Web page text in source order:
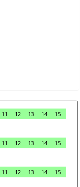
11 12 13 14
15
11 12 13 14
15
11 12 13 14
15